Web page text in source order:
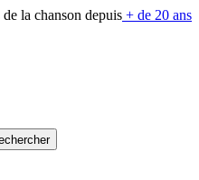
la chanson depuis + de 20 ans